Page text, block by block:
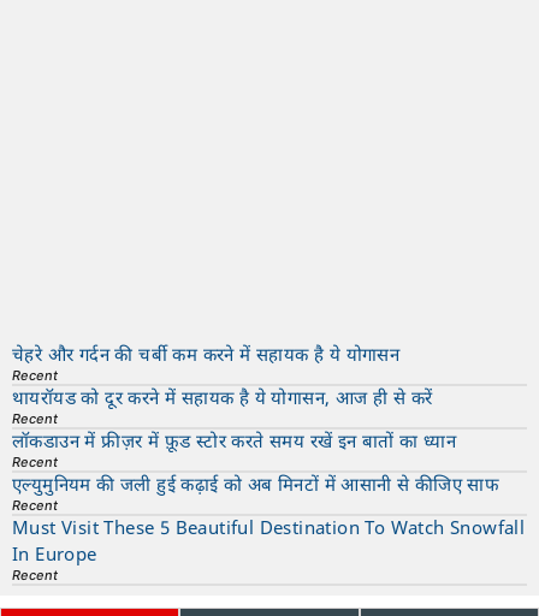
चेहरे और गर्दन की चर्बी कम करने में सहायक है ये योगासन
Recent
थायरॉयड को दूर करने में सहायक है ये योगासन, आज ही से करें
Recent
लॉकडाउन में फ्रीज़र में फ़ूड स्टोर करते समय रखें इन बातों का ध्यान
Recent
एल्युमुनियम की जली हुई कढ़ाई को अब मिनटों में आसानी से कीजिए साफ
Recent
Must Visit These 5 Beautiful Destination To Watch Snowfall
In Europe
Recent